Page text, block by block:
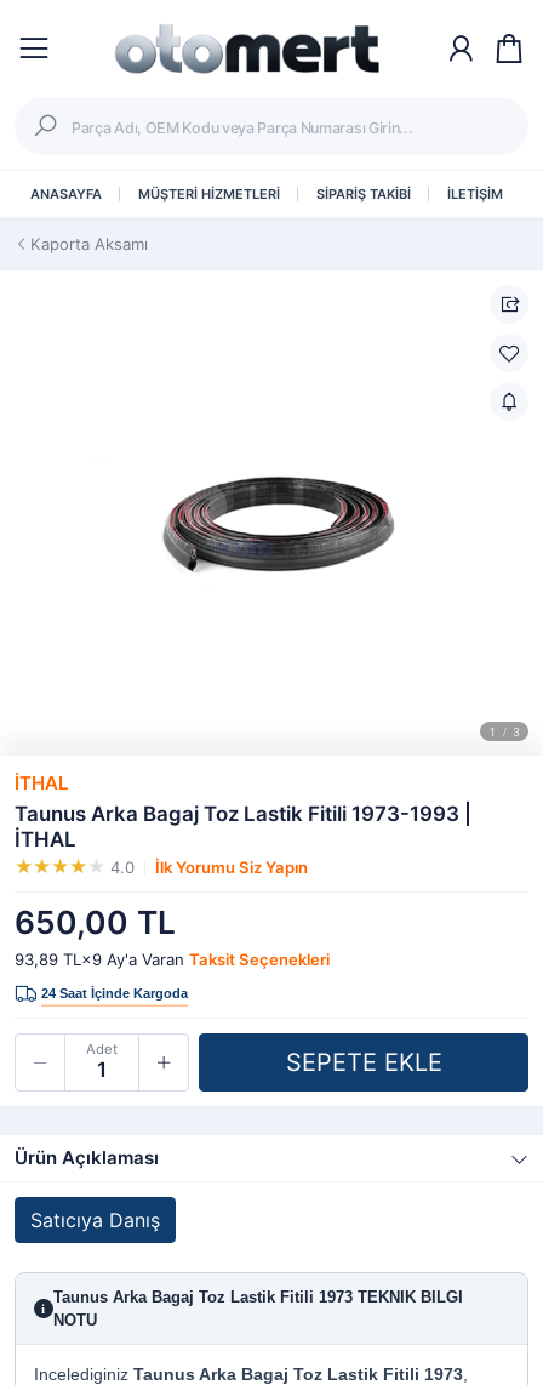
ANASAYFA MÜŞTERİ HİZMETLERİ SİPARİŞ TAKİBİ İLETİŞİM
Kaporta Aksamı
İTHAL
Taunus Arka Bagaj Toz Lastik Fitili 1973-1993 |
İTHAL
4.0 İlk Yorumu Siz Yapın
650,00 TL
93,89 TL×9 Ay'a Varan Taksit Seçenekleri
Adet
Ürün Açıklaması
Satıcıya Danış
i
Taunus Arka Bagaj Toz Lastik Fitili 1973 TEKNIK BILGI
NOTU
Incelediginiz Taunus Arka Bagaj Toz Lastik Fitili 1973,